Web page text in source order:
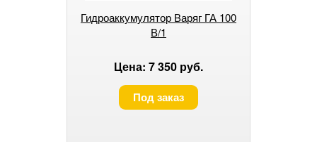
Гидроаккумулятор Варяг ГА 100
В/1
Цена: 7 350 руб.
Под заказ